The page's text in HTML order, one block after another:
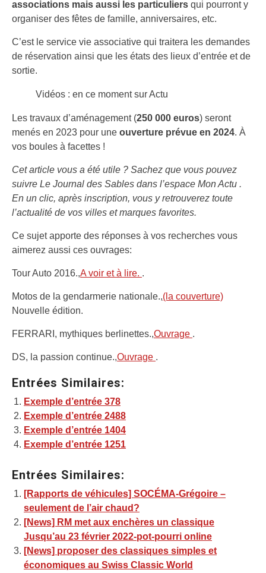
associations mais aussi les particuliers qui pourront y
organiser des fêtes de famille, anniversaires, etc.
C’est le service vie associative qui traitera les demandes
de réservation ainsi que les états des lieux d’entrée et de
sortie.
Vidéos : en ce moment sur Actu
Les travaux d’aménagement (250 000 euros) seront
menés en 2023 pour une ouverture prévue en 2024. À
vos boules à facettes !
Cet article vous a été utile ? Sachez que vous pouvez
suivre Le Journal des Sables dans l’espace Mon Actu .
En un clic, après inscription, vous y retrouverez toute
l’actualité de vos villes et marques favorites.
Ce sujet apporte des réponses à vos recherches vous
aimerez aussi ces ouvrages:
Tour Auto 2016.,A voir et à lire. .
Motos de la gendarmerie nationale.,(la couverture)
Nouvelle édition.
FERRARI, mythiques berlinettes.,Ouvrage .
DS, la passion continue.,Ouvrage .
Entrées Similaires:
Exemple d’entrée 378
Exemple d’entrée 2488
Exemple d’entrée 1404
Exemple d’entrée 1251
Entrées Similaires:
[Rapports de véhicules] SOCÉMA-Grégoire –
seulement de l’air chaud?
[News] RM met aux enchères un classique
Jusqu’au 23 février 2022-pot-pourri online
[News] proposer des classiques simples et
économiques au Swiss Classic World